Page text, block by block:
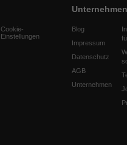
Cookie-
Einstellungen
Unternehmen
Blog
Impressum
Datenschutz
AGB
Unternehmen